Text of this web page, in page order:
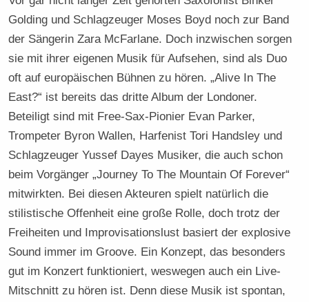
Golding und Schlagzeuger Moses Boyd noch zur Band
der Sängerin Zara McFarlane. Doch inzwischen sorgen
sie mit ihrer eigenen Musik für Aufsehen, sind als Duo
oft auf europäischen Bühnen zu hören. „Alive In The
East?“ ist bereits das dritte Album der Londoner.
Beteiligt sind mit Free-Sax-Pionier Evan Parker,
Trompeter Byron Wallen, Harfenist Tori Handsley und
Schlagzeuger Yussef Dayes Musiker, die auch schon
beim Vorgänger „Journey To The Mountain Of Forever“
mitwirkten. Bei diesen Akteuren spielt natürlich die
stilistische Offenheit eine große Rolle, doch trotz der
Freiheiten und Improvisationslust basiert der explosive
Sound immer im Groove. Ein Konzept, das besonders
gut im Konzert funktioniert, weswegen auch ein Live-
Mitschnitt zu hören ist. Denn diese Musik ist spontan,